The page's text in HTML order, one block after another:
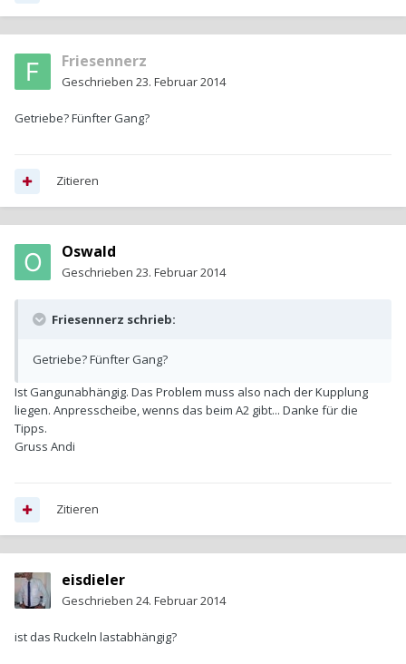
Friesennerz
Geschrieben 23. Februar 2014
Getriebe? Fünfter Gang?
Zitieren
Oswald
Geschrieben 23. Februar 2014
Friesennerz schrieb:
Getriebe? Fünfter Gang?
Ist Gangunabhängig. Das Problem muss also nach der Kupplung
liegen. Anpresscheibe, wenns das beim A2 gibt... Danke für die
Tipps.
Gruss Andi
Zitieren
eisdieler
Geschrieben 24. Februar 2014
ist das Ruckeln lastabhängig?